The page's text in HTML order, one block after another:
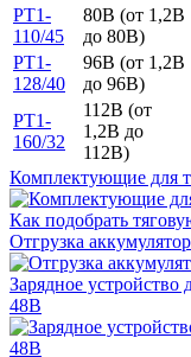
PT1-
110/45
80В (от 1,2В
до 80В)
PT1-
128/40
96В (от 1,2В
до 96В)
PT1-
160/32
112В (от
1,2В до
112В)
Комплектующие для
Как подобрать
Отгрузка
Зарядное устройство
48В